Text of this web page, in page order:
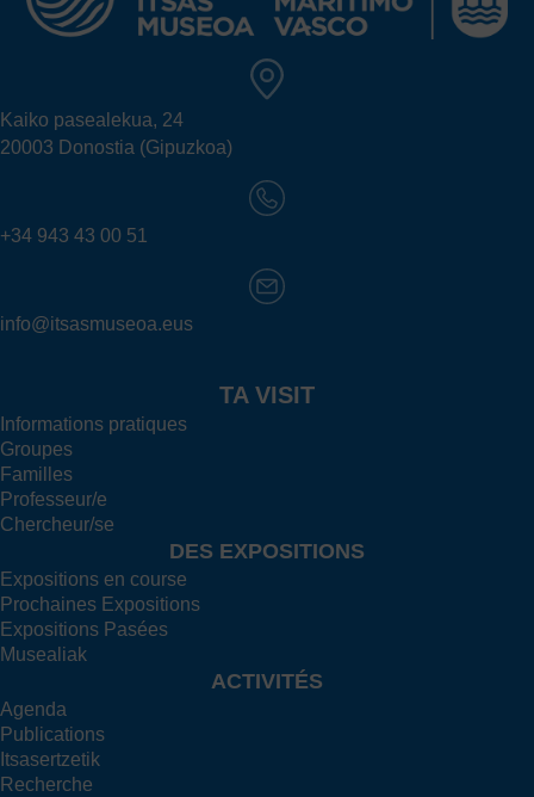
Kaiko pasealekua, 24
20003 Donostia (Gipuzkoa)
+34 943 43 00 51
info@itsasmuseoa.eus
TA VISIT
Informations pratiques
Groupes
Familles
Professeur/e
Chercheur/se
DES EXPOSITIONS
Expositions en course
Prochaines Expositions
Expositions Pasées
Musealiak
ACTIVITÉS
Agenda
Publications
Itsasertzetik
Recherche